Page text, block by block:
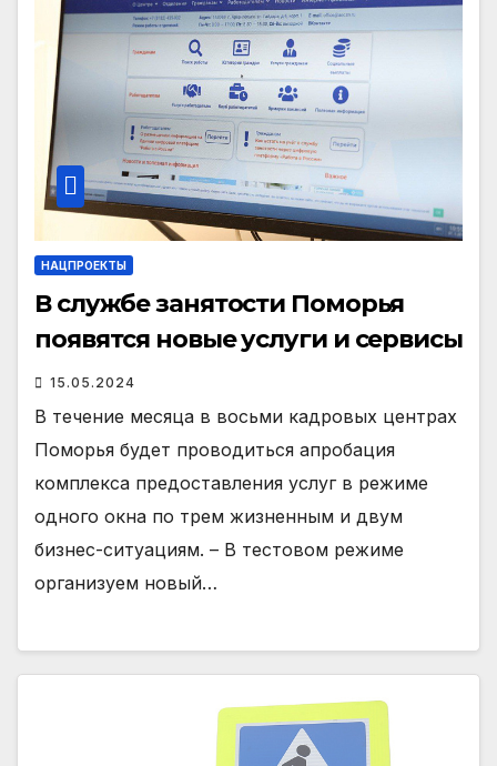
НАЦПРОЕКТЫ
В службе занятости Поморья
появятся новые услуги и сервисы
15.05.2024
В течение месяца в восьми кадровых центрах
Поморья будет проводиться апробация
комплекса предоставления услуг в режиме
одного окна по трем жизненным и двум
бизнес-ситуациям. – В тестовом режиме
организуем новый…